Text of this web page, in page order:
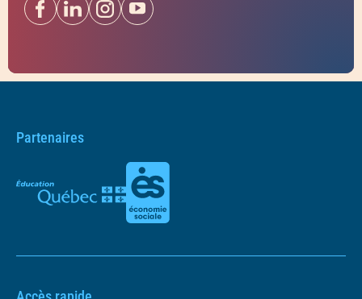
Partenaires